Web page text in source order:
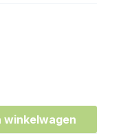
winkelwagen